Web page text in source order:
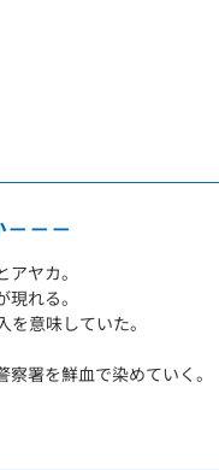
－－
ヤカ。
れる。
意味していた。
署を鮮血で染めていく。